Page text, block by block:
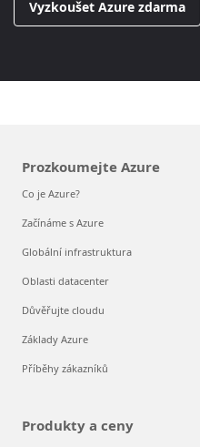
Vyzkoušet Azure zdarma
Prozkoumejte Azure
Co je Azure?
Začínáme s Azure
Globální infrastruktura
Oblasti datacenter
Důvěřujte cloudu
Základy Azure
Příběhy zákazníků
Produkty a ceny